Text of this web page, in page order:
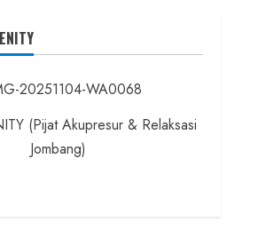
(Pijat Akupresur & Relaksasi
Jombang)